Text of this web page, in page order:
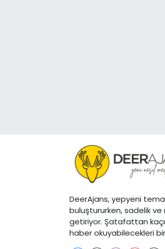
DeerAjans, yepyeni
buluştururken, sadelik
getiriyor. Şatafattan
haber okuyabilecekleri